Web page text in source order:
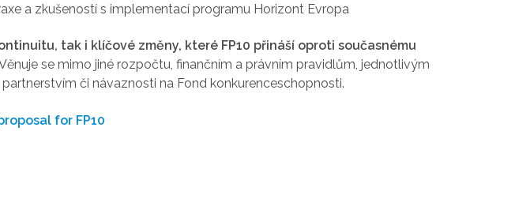
a zkušeností s implementací programu Horizont Evropa
tak i klíčové změny, které FP10 přináší oproti současnému
se mimo jiné rozpočtu, finančním a právním pravidlům, jednotlivým
či návaznosti na Fond konkurenceschopnosti.
for FP10